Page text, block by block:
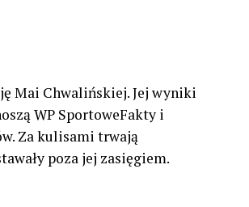
Mai Chwalińskiej. Jej wyniki
WP SportoweFakty i
Za kulisami trwają
poza jej zasięgiem.